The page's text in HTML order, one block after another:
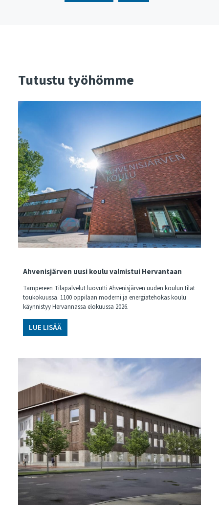
Tutustu työhömme
Ahvenisjärven uusi koulu valmistui Hervantaan
Tampereen Tilapalvelut luovutti Ahvenisjärven uuden koulun tilat
toukokuussa. 1100 oppilaan moderni ja energiatehokas koulu
käynnistyy Hervannassa elokuussa 2026.
LUE LISÄÄ